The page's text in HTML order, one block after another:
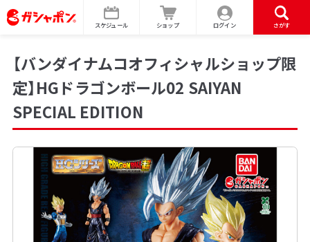
スケジュール ショップ ログイン さがす
【バンダイナムコオフィシャルショップ限
定】HGドラゴンボール02 SAIYAN
SPECIAL EDITION